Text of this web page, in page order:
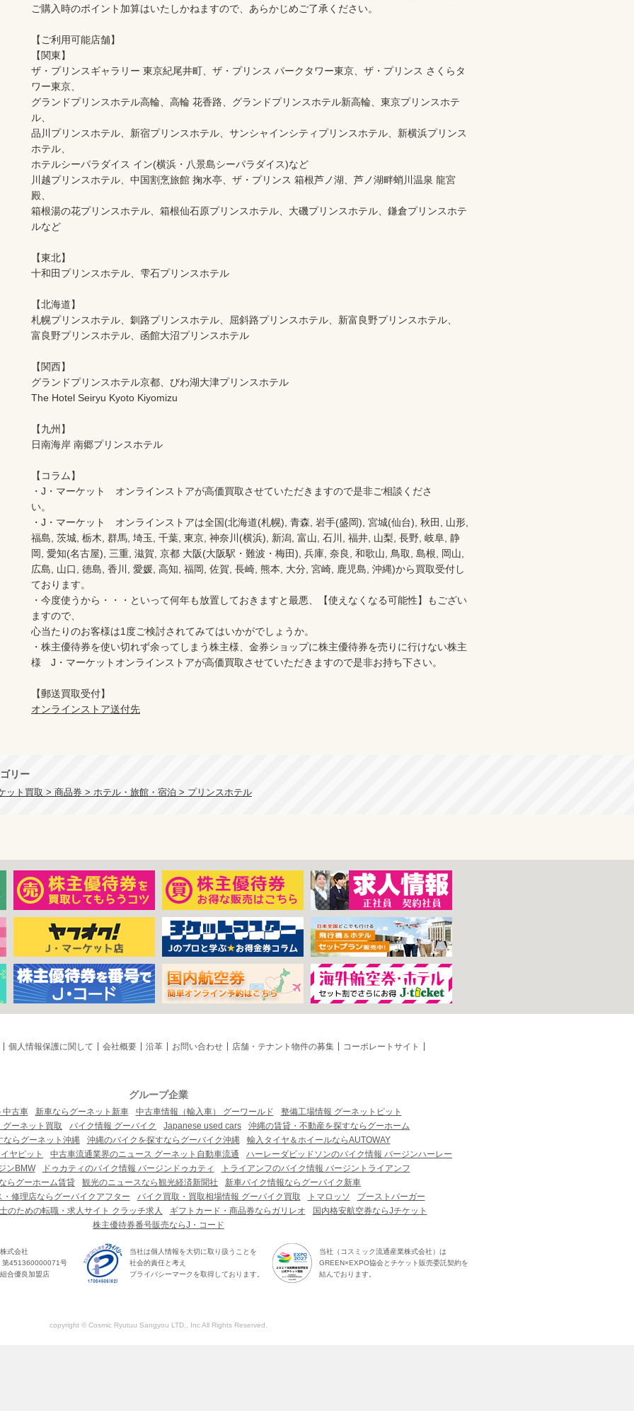
ご購入時のポイント加算はいたしかねますので、あらかじめご了承ください。
【ご利用可能店舗】
【関東】
ザ・プリンスギャラリー 東京紀尾井町、ザ・プリンス パークタワー東京、ザ・プリンス さくらタ
ワー東京、
グランドプリンスホテル高輪、高輪 花香路、グランドプリンスホテル新高輪、東京プリンスホテ
ル、
品川プリンスホテル、新宿プリンスホテル、サンシャインシティプリンスホテル、新横浜プリンス
ホテル、
ホテルシーパラダイス イン(横浜・八景島シーパラダイス)など
川越プリンスホテル、中国割烹旅館 掬水亭、ザ・プリンス 箱根芦ノ湖、芦ノ湖畔蛸川温泉 龍宮
殿、
箱根湯の花プリンスホテル、箱根仙石原プリンスホテル、大磯プリンスホテル、鎌倉プリンスホテ
ルなど
【東北】
十和田プリンスホテル、雫石プリンスホテル
【北海道】
札幌プリンスホテル、釧路プリンスホテル、屈斜路プリンスホテル、新富良野プリンスホテル、
富良野プリンスホテル、函館大沼プリンスホテル
【関西】
グランドプリンスホテル京都、びわ湖大津プリンスホテル
The Hotel Seiryu Kyoto Kiyomizu
【九州】
日南海岸 南郷プリンスホテル
【コラム】
・J・マーケット　オンラインストアが高価買取させていただきますので是非ご相談くださ
い。
・J・マーケット　オンラインストアは全国(北海道(札幌), 青森, 岩手(盛岡), 宮城(仙台), 秋田, 山形,
福島, 茨城, 栃木, 群馬, 埼玉, 千葉, 東京, 神奈川(横浜), 新潟, 富山, 石川, 福井, 山梨, 長野, 岐阜, 静
岡, 愛知(名古屋), 三重, 滋賀, 京都 大阪(大阪駅・難波・梅田), 兵庫, 奈良, 和歌山, 鳥取, 島根, 岡山,
広島, 山口, 徳島, 香川, 愛媛, 高知, 福岡, 佐賀, 長崎, 熊本, 大分, 宮崎, 鹿児島, 沖縄)から買取受付し
ております。
・今度使うから・・・といって何年も放置しておきますと最悪、【使えなくなる可能性】もござい
ますので、
心当たりのお客様は1度ご検討されてみてはいかがでしょうか。
・株主優待券を使い切れず余ってしまう株主様、金券ショップに株主優待券を売りに行けない株主
様　J・マーケットオンラインストアが高価買取させていただきますので是非お持ち下さい。
オンラインストア送付先
リー
ット買取 > 商品券 > ホテル・旅館・宿泊 > プリンスホテル
個人情報保護に関して 会社概要 沿革 お問い合わせ 店舗・テナント物件の募集 コーポレートサイト
グループ企業
中古車 新車ならグーネット新車 中古車情報（輸入車） グーワールド
整備工場情報 グーネットピット
ーネット買取
バイク情報 グーバイク Japanese used cars
沖縄の賃貸・不動産を探すならグーホーム
ならグーネット沖縄
沖縄のバイクを探すならグーバイク沖縄
輸入タイヤ＆ホイールならAUTOWAY
ヤピット
中古車流通業界のニュース グーネット自動車流通
ハーレーダビッドソンのバイク情報 バージンハーレー
ンBMW
ドゥカティのバイク情報 バージンドゥカティ
トライアンフのバイク情報 バージントライアンフ
らグーホーム賃貸
観光のニュースなら観光経済新聞社
新車バイク情報ならグーバイク新車
修理店ならグーバイクアフター
バイク買取・買取相場情報 グーバイク買取 トマロッソ
ブーストバーガー
のための転職・求人サイト クラッチ求人
ギフトカード・商品券ならガリレオ
国内格安航空券ならJチケット
株主優待券番号販売ならJ・コード
式会社
第451360000071号
合優良加盟店
当社は個人情報を大切に取り扱うことを
社会的責任と考え
プライバシーマークを取得しております。
当社（コスミック流通産業株式会社）は
GREEN×EXPO協会とチケット販売委託契約を
結んでおります。
copyright © Cosmic Ryutuu Sangyou LTD., Inc All Rights Reserved.